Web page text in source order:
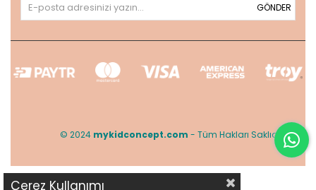
GÖNDER
© 2024 mykidconcept.com - Tüm Hakları Saklıdır.
Çerez Kullanımı